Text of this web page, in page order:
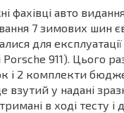
фахівці авто
7 зимових шин
для
Porsche 911). Цього
і 2 комплекти
взутий у надані
в ході тесту і